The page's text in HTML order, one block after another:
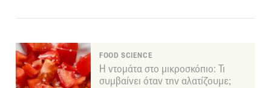
FOOD SCIENCE
Η ντομάτα στο μικροσκόπιο: Τι
συμβαίνει όταν την αλατίζουμε;